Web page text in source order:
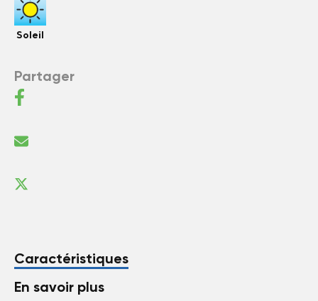
Soleil
Partager
Caractéristiques
En savoir plus